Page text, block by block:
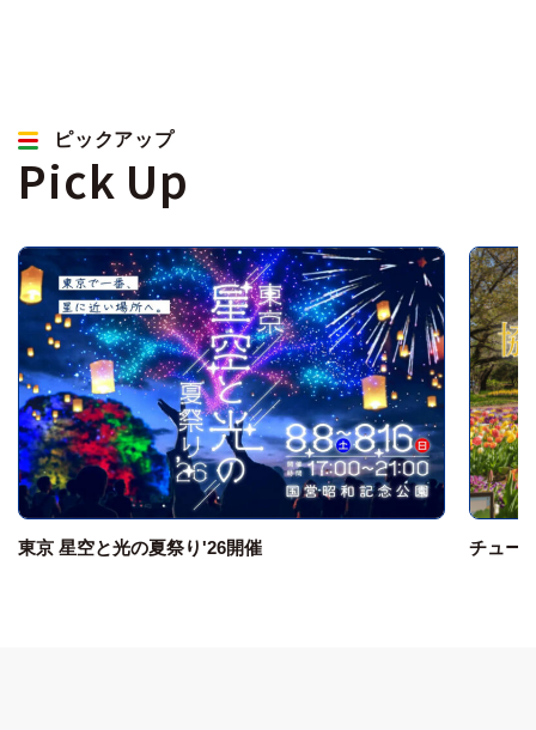
ピックアップ
Pick Up
東京 星空と光の夏祭り'26開催 チュー